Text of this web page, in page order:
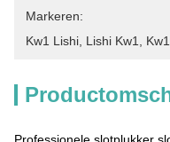
Markeren:
Kw1 Lishi Lishi Kw1